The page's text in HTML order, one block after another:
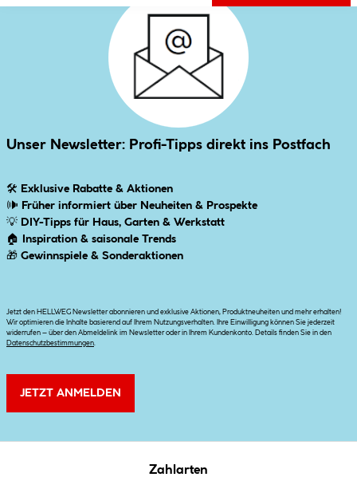
Unser Newsletter: Profi-Tipps direkt ins Postfach
🛠 Exklusive Rabatte & Aktionen
🕪 Früher informiert über Neuheiten & Prospekte
💡 DIY-Tipps für Haus, Garten & Werkstatt
🏠
Inspiration & saisonale Trends
🎁 Gewinnspiele & Sonderaktionen
Jetzt den HELLWEG Newsletter abonnieren und exklusive Aktionen, Produktneuheiten und mehr erhalten!
Wir optimieren die Inhalte basierend auf Ihrem Nutzungsverhalten. Ihre Einwilligung können Sie jederzeit
widerrufen – über den Abmeldelink im Newsletter oder in Ihrem Kundenkonto. Details finden Sie in den
Datenschutzbestimmungen
JETZT ANMELDEN
Zahlarten